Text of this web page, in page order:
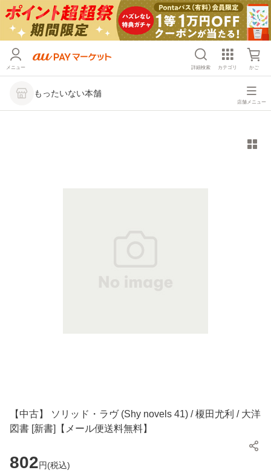
メニュー 詳細検索 カテゴリ かご
もったいない本舗
店舗メニュー
【中古】 ソリッド・ラヴ (Shy novels 41) / 榎田尤利 / 大洋
図書 [新書]【メール便送料無料】
802円(税込)